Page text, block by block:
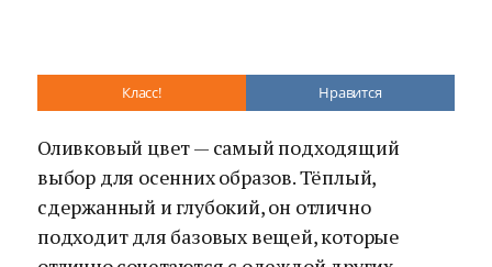
Класс! Нравится
Оливковый цвет—самый подходящий
выбор для осенних образов. Тёплый,
сдержанный и глубокий, он отлично
подходит для базовых вещей, которые